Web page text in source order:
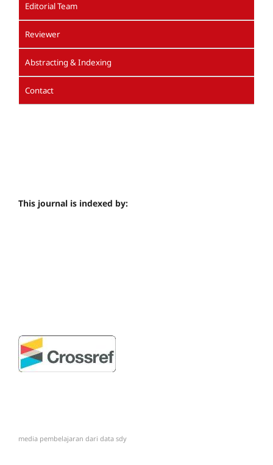
Editorial Team
Reviewer
Abstracting & Indexing
Contact
This journal is indexed by:
media pembelajaran dari data sdy